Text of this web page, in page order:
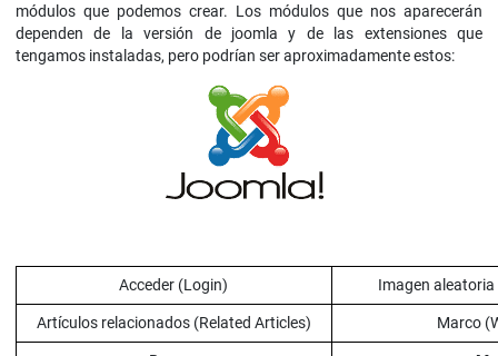
módulos que podemos crear. Los módulos que nos aparecerán
dependen de la versión de joomla y de las extensiones que
tengamos instaladas, pero podrían ser aproximadamente estos:
Acceder (Login) Imagen
Artículos relacionados (Related Articles) Marco